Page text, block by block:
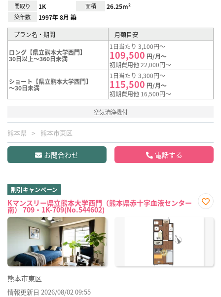
間取り 1K 面積 26.25m²
築年数 1997年 8月 築
プラン名・期間 月額目安
ロング【県立熊本大学西門】
30日以上～360日未満
1日当たり 3,100円～
109,500 円/月～
初期費用他 22,000円～
ショート【県立熊本大学西門】
～30日未満
1日当たり 3,300円～
115,500 円/月～
初期費用他 16,500円～
空気清浄機付
熊本県 熊本市東区
お問合わせ 電話する
割引キャンペーン
Kマンスリー県立熊本大学西門（熊本県赤十字血液センター
南） 709・1K-709(No.544602)
に入
熊本市東区
情報更新日 2026/08/02 09:55